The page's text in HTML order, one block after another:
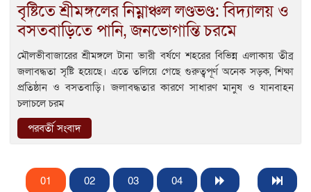
বৃষ্টিতে শ্রীমঙ্গলের নিম্নাঞ্চল লণ্ডভণ্ড: বিদ্যালয় ও
বসতবাড়িতে পানি, জনভোগান্তি চরমে
মৌলভীবাজারের শ্রীমঙ্গলে টানা ভারী বর্ষণে শহরের বিভিন্ন এলাকায় তীব্র
জলাবদ্ধতা সৃষ্টি হয়েছে। এতে তলিয়ে গেছে গুরুত্বপূর্ণ অনেক সড়ক, শিক্ষা
প্রতিষ্ঠান ও বসতবাড়ি। জলাবদ্ধতার কারণে সাধারণ মানুষ ও যানবাহন
চলাচলে চরম
পরবর্তী সংবাদ
01 02 03 04